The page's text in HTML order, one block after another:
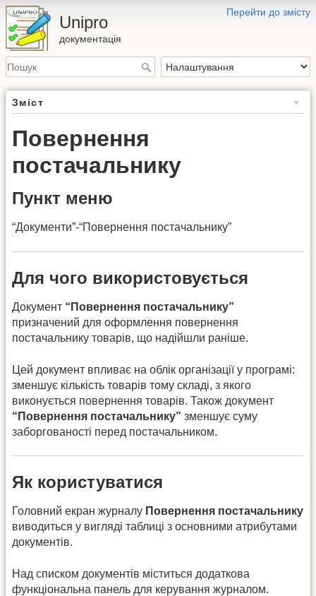
Перейти до змісту
Unipro
документація
Зміст
Повернення
постачальнику
Пункт меню
“Документи”-“Повернення постачальнику”
Для чого використовується
Документ “Повернення постачальнику”
призначений для оформлення повернення
постачальнику товарів, що надійшли раніше.
Цей документ впливає на облік організації у програмі:
зменшує кількість товарів тому складі, з якого
виконується повернення товарів. Також документ
“Повернення постачальнику” зменшує суму
заборгованості перед постачальником.
Як користуватися
Головний екран журналу Повернення постачальнику
виводиться у вигляді таблиці з основними атрибутами
документів.
Над списком документів міститься додаткова
функціональна панель для керування журналом.